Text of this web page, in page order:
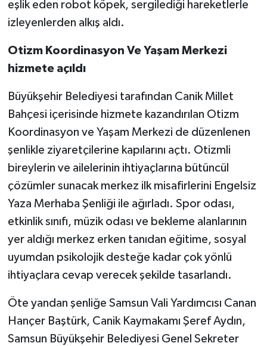
eşlik eden robot köpek, sergilediği hareketlerle
izleyenlerden alkış aldı.
Otizm Koordinasyon Ve Yaşam Merkezi
hizmete açıldı
Büyükşehir Belediyesi tarafından Canik Millet
Bahçesi içerisinde hizmete kazandırılan Otizm
Koordinasyon ve Yaşam Merkezi de düzenlenen
şenlikle ziyaretçilerine kapılarını açtı. Otizmli
bireylerin ve ailelerinin ihtiyaçlarına bütüncül
çözümler sunacak merkez ilk misafirlerini Engelsiz
Yaza Merhaba Şenliği ile ağırladı. Spor odası,
etkinlik sınıfı, müzik odası ve bekleme alanlarının
yer aldığı merkez erken tanıdan eğitime, sosyal
uyumdan psikolojik desteğe kadar çok yönlü
ihtiyaçlara cevap verecek şekilde tasarlandı.
Öte yandan şenliğe Samsun Vali Yardımcısı Canan
Hançer Baştürk, Canik Kaymakamı Şeref Aydın,
Samsun Büyükşehir Belediyesi Genel Sekreter